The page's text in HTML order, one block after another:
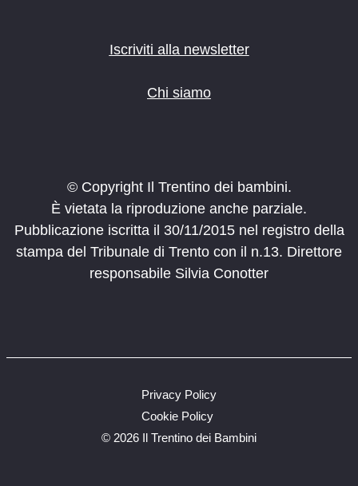
Iscriviti alla newsletter
Chi siamo
© Copyright Il Trentino dei bambini.
È vietata la riproduzione anche parziale.
Pubblicazione iscritta il 30/11/2015 nel registro della
stampa del Tribunale di Trento con il n.13. Direttore
responsabile Silvia Conotter
© 2026 Il Trentino dei Bambini
Privacy Policy
Cookie Policy